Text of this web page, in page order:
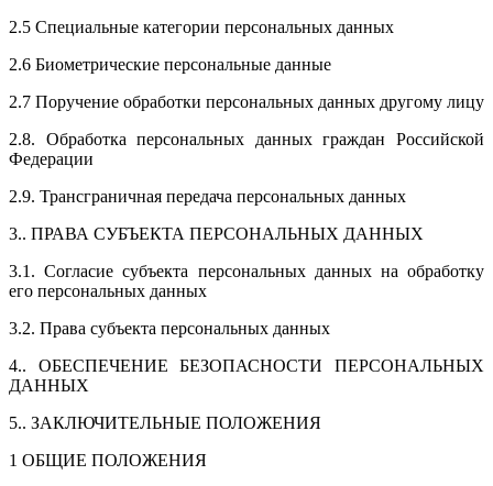
2.5 Специальные категории персональных данных
2.6 Биометрические персональные данные
2.7 Поручение обработки персональных данных другому лицу
2.8. Обработка персональных данных граждан Российской
Федерации
2.9. Трансграничная передача персональных данных
3.. ПРАВА СУБЪЕКТА ПЕРСОНАЛЬНЫХ ДАННЫХ
3.1. Согласие субъекта персональных данных на обработку
его персональных данных
3.2. Права субъекта персональных данных
4.. ОБЕСПЕЧЕНИЕ БЕЗОПАСНОСТИ ПЕРСОНАЛЬНЫХ
ДАННЫХ
5.. ЗАКЛЮЧИТЕЛЬНЫЕ ПОЛОЖЕНИЯ
1 ОБЩИЕ ПОЛОЖЕНИЯ